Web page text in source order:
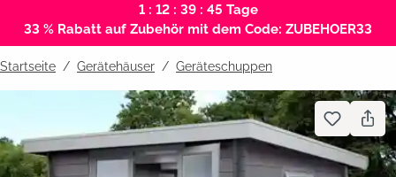
1 : 12 : 39 : 44 Tage
33 % Rabatt auf Zubehör mit dem Code: ZUBEHOER33
Startseite Gerätehäuser / Geräteschuppen
Bildergalerie überspringen